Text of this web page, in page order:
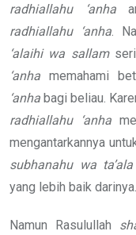
radhiallahu ‘anha
radhiallahu ‘anha.
‘alaihi wa sallam
‘anha memahami
‘anha bagi beliau.
radhiallahu ‘anha
mengantarkannya
subhanahu wa ta’ala
yang lebih baik
Namun Rasulullah